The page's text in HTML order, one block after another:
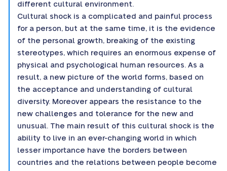
different cultural environment.
Cultural shock is a complicated and painful process
for a person, but at the same time, it is the evidence
of the personal growth, breaking of the existing
stereotypes, which requires an enormous expense of
physical and psychological human resources. As a
result, a new picture of the world forms, based on
the acceptance and understanding of cultural
diversity. Moreover appears the resistance to the
new challenges and tolerance for the new and
unusual. The main result of this cultural shock is the
ability to live in an ever-changing world in which
lesser importance have the borders between
countries and the relations between people become